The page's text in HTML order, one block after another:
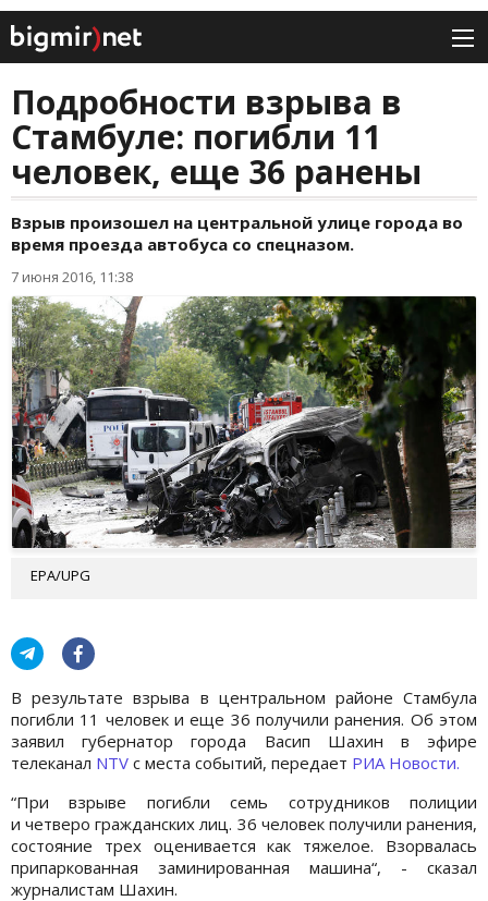
Подробности взрыва в
Стамбуле: погибли 11
человек, еще 36 ранены
Взрыв произошел на центральной улице города во
время проезда автобуса со спецназом.
7 июня 2016, 11:38
EPA/UPG
В результате взрыва в центральном районе Стамбула
погибли 11 человек и еще 36 получили ранения. Об этом
заявил губернатор города Васип Шахин в эфире
телеканал NTV с места событий, передает РИА Новости.
“При взрыве погибли семь сотрудников полиции
и четверо гражданских лиц. 36 человек получили ранения,
состояние трех оценивается как тяжелое. Взорвалась
припаркованная заминированная машина“, - сказал
журналистам Шахин.